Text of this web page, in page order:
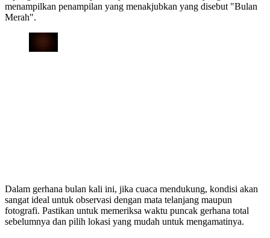
menampilkan penampilan yang menakjubkan yang disebut "Bulan
Merah".
Dalam gerhana bulan kali ini, jika cuaca mendukung, kondisi akan
sangat ideal untuk observasi dengan mata telanjang maupun
fotografi. Pastikan untuk memeriksa waktu puncak gerhana total
sebelumnya dan pilih lokasi yang mudah untuk mengamatinya.